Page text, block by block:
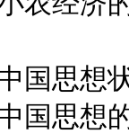
状况
想的